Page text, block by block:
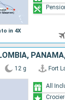
in 4X
12 g Fort
All